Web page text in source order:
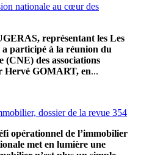
nationale au cœur des
représentant les Les
participé à la réunion du
(CNE) des associations
Hervé GOMART, en...
dossier de la revue 354
opérationnel de l’immobilier
met en lumière une